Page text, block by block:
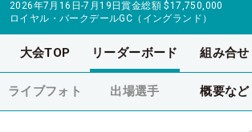
2026年7月16日-7月19日賞金総額 $17,750,000
ロイヤル・バークデールGC（イングランド）
大会TOP リーダーボード 組み合せ
ライブフォト 出場選手 概要など